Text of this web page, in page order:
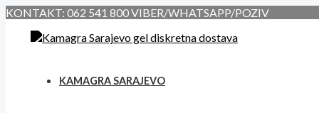
KONTAKT: 062 541 800 VIBER/WHATSAPP/POZIV
Skip
to
content
KAMAGRA SARAJEVO